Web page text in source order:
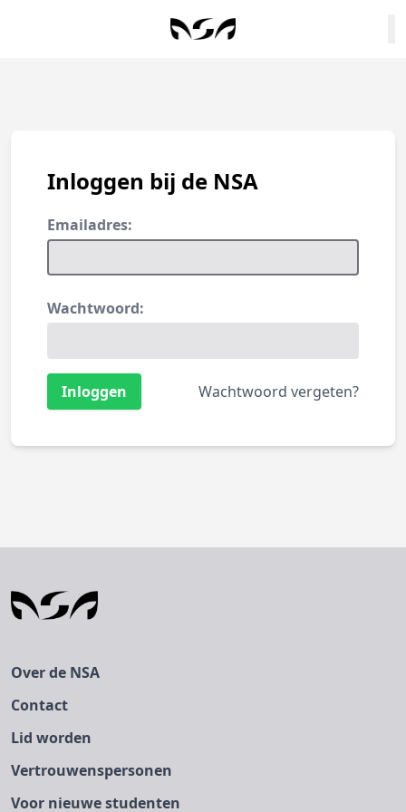
Inloggen bij de NSA
Emailadres:
Wachtwoord:
Wachtwoord vergeten?
Over de NSA
Contact
Lid worden
Vertrouwenspersonen
Voor nieuwe studenten